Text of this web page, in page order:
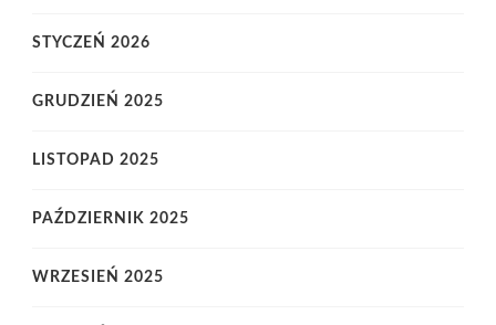
STYCZEŃ 2026
GRUDZIEŃ 2025
LISTOPAD 2025
PAŹDZIERNIK 2025
WRZESIEŃ 2025